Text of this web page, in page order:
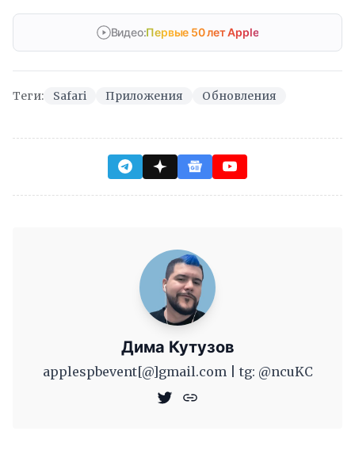
Видео:Первые 50 лет Apple
Теги: Safari Приложения Обновления
Дима Кутузов
applespbevent[@]gmail.com | tg: @ncuKC